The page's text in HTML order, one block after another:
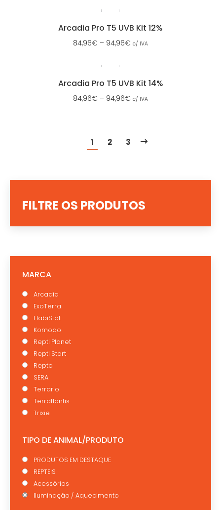
Arcadia Pro T5 UVB Kit 12%
84,96€ – 94,96€ c/ IVA
Arcadia Pro T5 UVB Kit 14%
84,96€ – 94,96€ c/ IVA
1 2 3
FILTRE OS PRODUTOS
MARCA
Arcadia
ExoTerra
HabiStat
Komodo
Repti Planet
Repti Start
Repto
SERA
Terrario
Terratlantis
Trixie
TIPO DE ANIMAL/PRODUTO
PRODUTOS EM DESTAQUE
REPTEIS
Acessórios
Iluminação / Aquecimento